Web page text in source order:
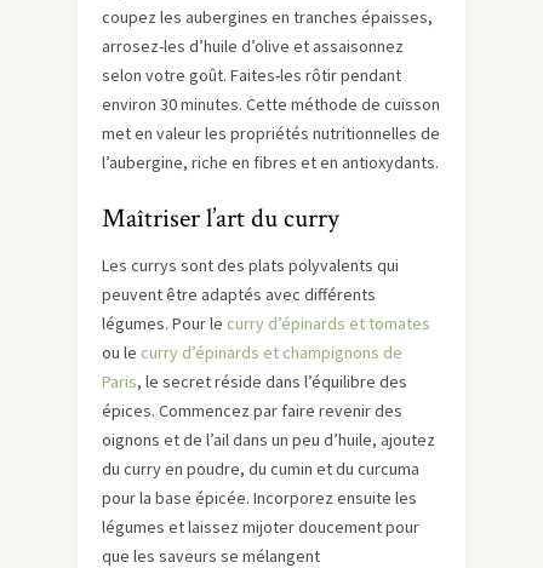
coupez les aubergines en tranches épaisses,
arrosez-les d’huile d’olive et assaisonnez
selon votre goût. Faites-les rôtir pendant
environ 30 minutes. Cette méthode de cuisson
met en valeur les propriétés nutritionnelles de
l’aubergine, riche en fibres et en antioxydants.
Maîtriser l’art du curry
Les currys sont des plats polyvalents qui
peuvent être adaptés avec différents
légumes. Pour le curry d’épinards et tomates
ou le curry d’épinards et champignons de
Paris, le secret réside dans l’équilibre des
épices. Commencez par faire revenir des
oignons et de l’ail dans un peu d’huile, ajoutez
du curry en poudre, du cumin et du curcuma
pour la base épicée. Incorporez ensuite les
légumes et laissez mijoter doucement pour
que les saveurs se mélangent